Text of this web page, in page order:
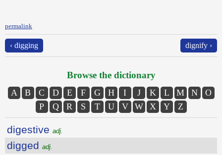
permalink
‹ digging dignify ›
Browse the dictionary
A B C D E F G H I J K L M N
O
P
Q R S T U V W X Y Z
digestive adj.
digged adj.